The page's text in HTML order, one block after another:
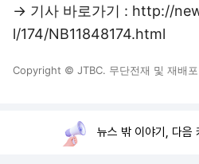
→ 기사 바로가기 : http://
l/174/NB11848174.html
Copyright © JTBC. 무단전재 및 재배
뉴스 밖 이야기, 다음